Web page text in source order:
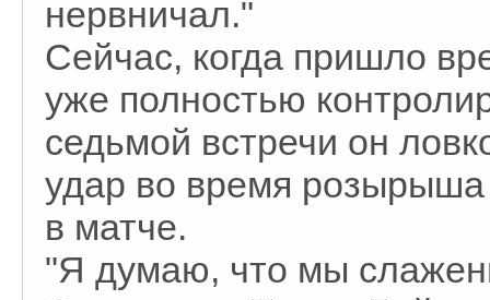
нервничал."
Сейчас, когда пришло
уже полностью
седьмой встречи он
удар во время розырыша
в матче.
"Я думаю, что мы